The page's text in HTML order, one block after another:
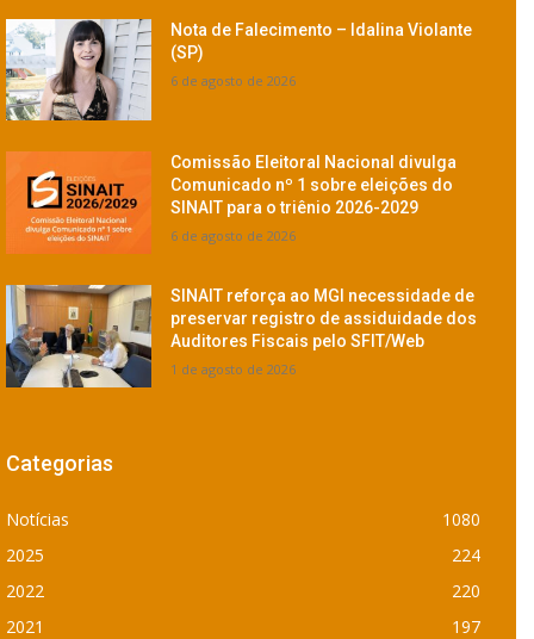
Nota de Falecimento – Idalina Violante
(SP)
6 de agosto de 2026
Comissão Eleitoral Nacional divulga
Comunicado nº 1 sobre eleições do
SINAIT para o triênio 2026-2029
6 de agosto de 2026
SINAIT reforça ao MGI necessidade de
preservar registro de assiduidade dos
Auditores Fiscais pelo SFIT/Web
1 de agosto de 2026
Categorias
Notícias
1080
2025
224
2022
220
2021
197